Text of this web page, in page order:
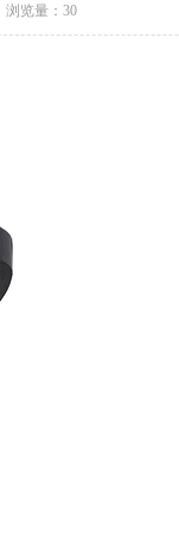
浏览量： 30